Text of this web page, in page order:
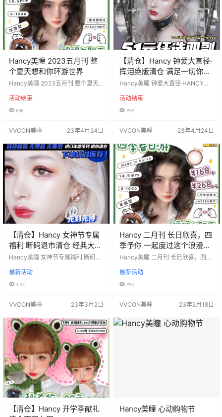
Hancy美瞳 2023五月刊 整
个夏天想和你环游世界
Hancy美瞳 2023五月刊 整个夏天
已全线投放 全色板任选一副168，两
副268 均送盒 活动时间：2023年4
区：陕西省西安市 佩戴周期：年抛
aseen工厂 含硅水凝胶 度数范围…
活动结束
808
VVCON美瞳 23年4月24日
【清仓】Hancy 钟爱大直径·
挥泪绝版清仓 满足一切你对
舒适度的幻想
Hancy美瞳 钟爱大直径·HANCY挥
一切你对舒适度的幻想 先到先得，
临时清仓最高品质 日抛的价格买超
23年4月24日-5月21日 =======⭐
陕西省西安市 佩戴周期：年抛 默认
快递：中通 工厂材质：icodi…
活动结束
939
VVCON美瞳 23年4月24日
【清仓】Hancy 女神节专属
福利 断码退市清仓 经典大眼
系列奉送
Hancy美瞳 女神节专属福利 断码退
副38，三副只需66 有度数经尽快下
手，晚一步分分钟售罄 售后服务：
次更新 =======⭐发货详情⭐====
戴周期：年抛 默认快递：中通 关于
运费：⚠️默认中通快递/西…
最新活动
1.3k
VVCON美瞳 23年3月2日
Hancy 二月刊 长日欣喜，四
季予你 一起度过这个浪漫的
二月吧
Hancy美瞳 二月刊 长日欣喜，四季
二月吧 全色板任选一副168💰，两幅
268💰（包邮送盒） 活动时间：202
陕西省西安市 佩戴周期：年抛 默认
快递/西安发货…
最新活动
992
VVCON美瞳 23年2月18日
【清仓】Hancy 开学季献礼
Hancy美瞳 心动购物节